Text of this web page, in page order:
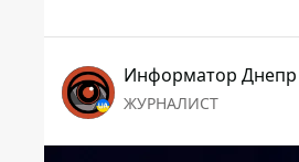
Информатор Днепр
ЖУРНАЛИСТ